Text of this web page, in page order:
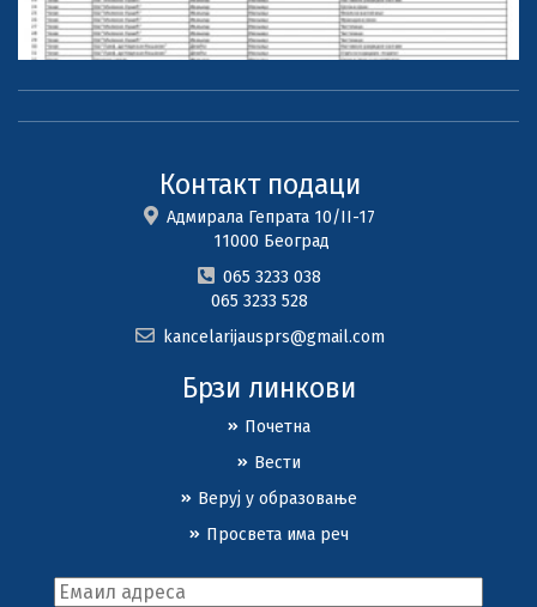
Контакт подаци
Адмирала Гепрата 10/II-17
11000 Београд
065 3233 038
065 3233 528
kancelarijausprs@gmail.com
Брзи линкови
Почетна
Вести
Веруј у образовање
Просвета има реч